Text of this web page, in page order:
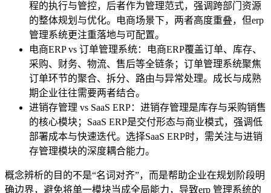
程的执行与管控，后者作为管理范式，强调跨部门资源
的整体规划与优化。电商场景下，两者高度重叠，但erp
管理系统更注重落地与可配置。
电商ERP vs 订单管理系统：电商ERP覆盖订单、库存、
采购、财务、物流、售后等全链条；订单管理系统聚焦
订单环节的聚合、拆分、路由与异常处理。成长与成熟
期企业往往需要两者结合。
进销存管理 vs SaaS ERP：进销存管理是库存与采购销售
的核心模块；SaaS ERP是交付形态与商业模式，强调低
部署成本与快速迭代。选择SaaS ERP时，需关注与进销
存管理模块的深度耦合能力。
概念辨析的目的不是“名词对齐”，而是帮助企业在规划阶段明
确边界，避免将单一模块当成全局能力，导致erp 管理系统的